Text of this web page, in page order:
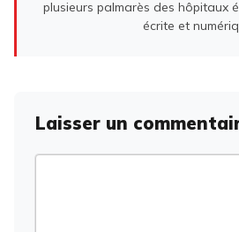
plusieurs palmarès des hôpitaux
écrite et
Laisser un